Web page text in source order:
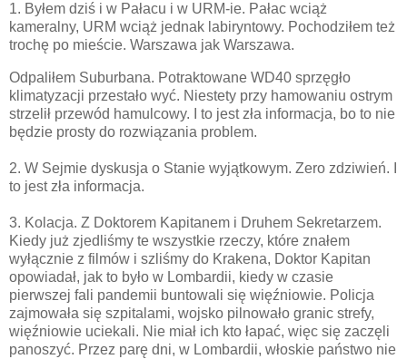
1. Byłem dziś i w Pałacu i w URM-ie. Pałac wciąż
kameralny, URM wciąż jednak labiryntowy. Pochodziłem też
trochę po mieście. Warszawa jak Warszawa.
Odpaliłem Suburbana. Potraktowane WD40 sprzęgło
klimatyzacji przestało wyć. Niestety przy hamowaniu ostrym
strzelił przewód hamulcowy. I to jest zła informacja, bo to nie
będzie prosty do rozwiązania problem.
2. W Sejmie dyskusja o Stanie wyjątkowym. Zero zdziwień. I
to jest zła informacja.
3. Kolacja. Z Doktorem Kapitanem i Druhem Sekretarzem.
Kiedy już zjedliśmy te wszystkie rzeczy, które znałem
wyłącznie z filmów i szliśmy do Krakena, Doktor Kapitan
opowiadał, jak to było w Lombardii, kiedy w czasie
pierwszej fali pandemii buntowali się więźniowie. Policja
zajmowała się szpitalami, wojsko pilnowało granic strefy,
więźniowie uciekali. Nie miał ich kto łapać, więc się zaczęli
panoszyć. Przez parę dni, w Lombardii, włoskie państwo nie